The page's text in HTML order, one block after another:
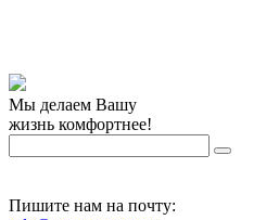
Мы делаем Вашу
жизнь комфортнее!
Пишите нам на почту: